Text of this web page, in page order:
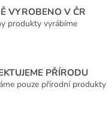
VYROBENO V ČR
produkty vyrábíme
PŘÍRODU
pouze přírodní produkty